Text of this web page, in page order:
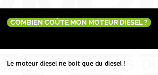
COMBIEN COÛTE MON MOTEUR DIESEL ?
Le moteur diesel ne boit que du diesel !